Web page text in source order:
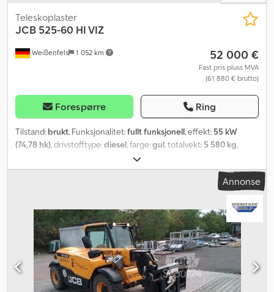
Weißenfels 1 052 km
Teleskoplaster
JCB 525-60 HI VIZ
52 000 €
Fast pris pluss MVA
(61 880 € brutto)
Forespørre Ring
Tilstand: brukt, Funksjonalitet:fullt funksjonell, effekt: 55 kW
(74,78 hk), drivstofftype:diesel, farge:gul, totalvekt: 5 580 kg,
, løftehøyde:
Byggeår:2021, total lengde:5 200 mm, total bredde:1 890 mm,
UVV-sikkerhetskontroll, firehjulsdrift, førerhus,
Annonse